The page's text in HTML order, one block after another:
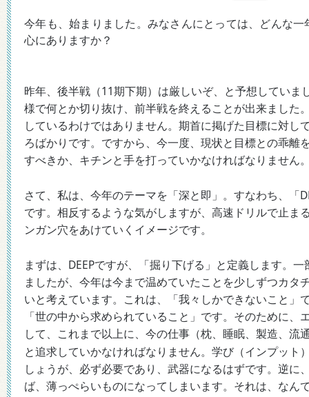
今年も、始まりました。みなさんにとっては、どんな一
心にありますか？
昨年、後半戦 （11期下期） は厳しいぞ、と予想していま
様で何とか切り抜け、 前半戦を終えることが出来ました
しているわけではありません。期首に掲げた目標に対し
ろばかりです。ですから、今一度、現状と目標との乖離
すべきか、キチンと手を打っていかなければなりません
さて、私は、今年のテーマを「深と即」。すなわち、「
です。相反するような気がしますが、高速ドリルで止ま
ンガン穴をあけていくイメージです。
まずは、 DEEPですが、「掘り下げる」と定義します。一
ましたが、今年は今まで温めていたことを少しずつカタ
いと考えています。これは、「我々しかできないこと」
「世の中から求められていること」です。そのために、
して、これまで以上に、今の仕事（枕、睡眠、製造、流
と追求していかなければなりません。学び （インプット
しょうが、必ず必要であり、武器になるはずです。逆に
ば、薄っぺらいものになってしまいます。それは、なん